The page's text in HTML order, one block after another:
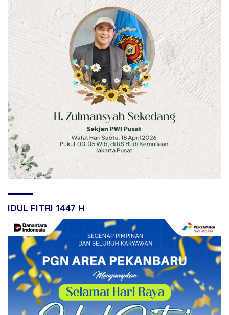
IDUL FITRI 1447 H